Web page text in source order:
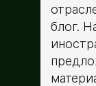
блог.